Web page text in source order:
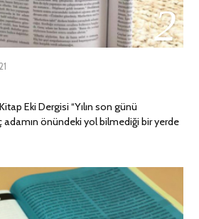
02
Eki Dergisi “Yılın son günü
önündeki yol bilmediği bir yerde